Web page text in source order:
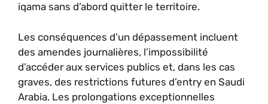
iqama sans d’abord quitter le territoire.
Les conséquences d’un dépassement incluent
des amendes journalières, l’impossibilité
d’accéder aux services publics et, dans les cas
graves, des restrictions futures d’entry en Saudi
Arabia. Les prolongations exceptionnelles